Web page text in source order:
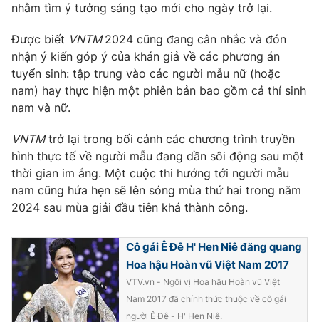
Ðiện thoại Thời báo VTV:024.66 897 897
Liên hệ quảng cáo: 024-7300.7108
® Cấm sao chép dưới mọi hình thức nếu không có sự chấp
thuận bằng văn bản. Ghi rõ nguồn VTV.vn khi phát hành lại
thông tin từ website này.
nhằm tìm ý tưởng sáng tạo mới cho ngày trở lại.
Được biết VNTM2024 cũng đang cân nhắc và đón
nhận ý kiến góp ý của khán giả về các phương án
tuyển sinh: tập trung vào các người mẫu nữ (hoặc
nam) hay thực hiện một phiên bản bao gồm cả thí sinh
nam và nữ.
VNTMtrở lại trong bối cảnh các chương trình truyền
hình thực tế về người mẫu đang dần sôi động sau một
thời gian im ắng. Một cuộc thi hướng tới người mẫu
nam cũng hứa hẹn sẽ lên sóng mùa thứ hai trong năm
2024 sau mùa giải đầu tiên khá thành công.
Cô gái Ê Đê H' Hen Niê đăng quang
Hoa hậu Hoàn vũ Việt Nam 2017
VTV.vn - Ngôi vị Hoa hậu Hoàn vũ Việt
Nam 2017 đã chính thức thuộc về cô gái
người Ê Đê - H' Hen Niê.